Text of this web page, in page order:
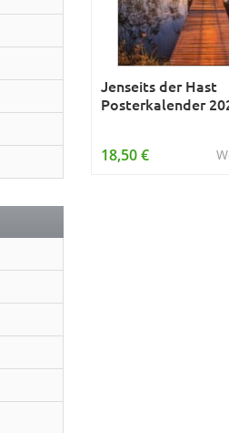
Jenseits der Hast
Posterkalender
18,50 €